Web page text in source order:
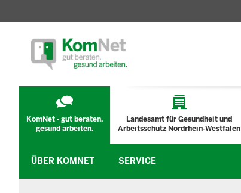
KomNet - gut beraten.
gesund arbeiten.
Landesamt für Gesundheit und
Arbeitsschutz Nordrhein-Westfalen
ÜBER KOMNET SERVICE